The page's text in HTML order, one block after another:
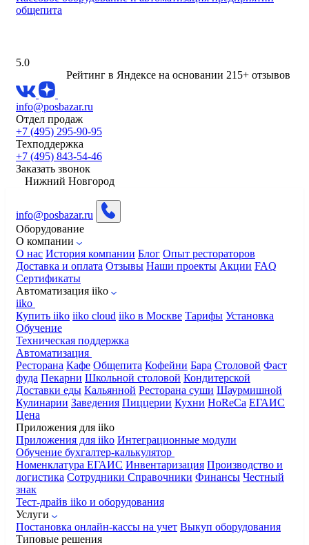
общепита
5.0
Рейтинг в Яндексе на основании 215+ отзывов
info@posbazar.ru
Отдел продаж
+7 (495) 295-90-95
Техподдержка
+7 (495) 843-54-46
Заказать звонок
Нижний Новгород
info@posbazar.ru
Оборудование
О компании
О нас История компании Блог Опыт рестораторов
Доставка и оплата Отзывы Наши проекты Акции FAQ
Сертификаты
Автоматизация iiko
iiko
Купить iiko iiko cloud iiko в Москве Тарифы Установка
Обучение
Техническая поддержка
Автоматизация
Ресторана Кафе Общепита Кофейни Бара Столовой Фаст
фуда Пекарни Школьной столовой Кондитерской
Доставки еды Кальянной Ресторана суши Шаурмишной
Кулинарии Заведения Пиццерии Кухни HoReCa ЕГАИС
Цена
Приложения для iiko
Приложения для iiko Интеграционные модули
Обучение бухгалтер-калькулятор
Номенклатура ЕГАИС Инвентаризация Производство и
логистика Сотрудники Справочники Финансы Честный
знак
Тест-драйв iiko и оборудования
Услуги
Постановка онлайн-кассы на учет Выкуп оборудования
Типовые решения